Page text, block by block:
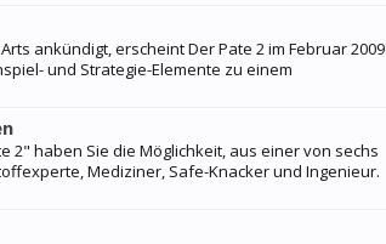
ankündigt, erscheint Der Pate 2 im Februar 2009
und Strategie-Elemente zu einem
2" haben Sie die Möglichkeit, aus einer von sechs
Mediziner, Safe-Knacker und Ingenieur.